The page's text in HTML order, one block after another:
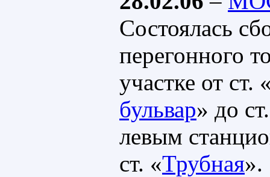
Состоялась
перегонного
участке от ст.
бульвар» до
левым
ст. «Трубная».